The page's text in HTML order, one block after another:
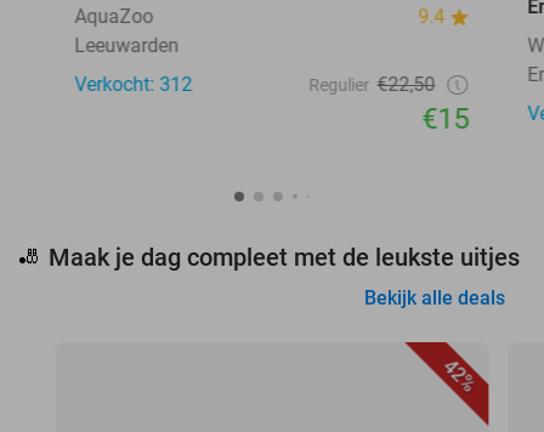
AquaZoo
9.4
Leeuwarden
Verkocht: 312
Regulier €22,50
€15
🎳 Maak je dag compleet met de leukste uitjes
Bekijk alle deals
42%